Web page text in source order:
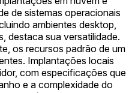
de sistemas operacionais
ambientes desktop,
destaca sua versatilidade.
os recursos padrão de um
Implantações locais
com especificações que
e a complexidade do